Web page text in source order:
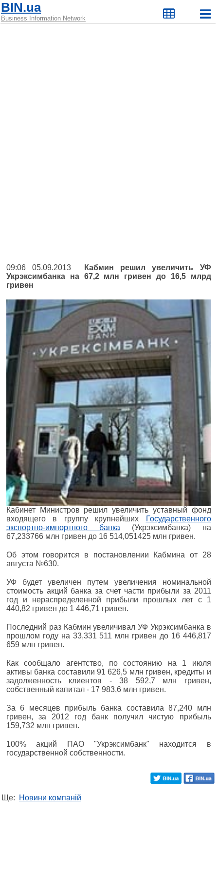
BIN.ua
Business Information Network
09:06 05.09.2013
Кабмин решил увеличить УФ
Укрэксимбанка на 67,2 млн гривен до 16,5 млрд
гривен
Кабинет Министров решил увеличить уставный фонд
входящего в группу крупнейших
Государственного
экспортно-импортного банка (Укрэксимбанка) на
67,233766 млн гривен до 16 514,051425 млн гривен.
Об этом говорится в постановлении Кабмина от 28
августа №630.
УФ будет увеличен путем увеличения номинальной
стоимость акций банка за счет части прибыли за 2011
год и нераспределенной прибыли прошлых лет с 1
440,82 гривен до 1 446,71 гривен.
Последний раз Кабмин увеличивал УФ Укрэксимбанка в
прошлом году на 33,331 511 млн гривен до 16 446,817
659 млн гривен.
Как сообщало агентство, по состоянию на 1 июля
активы банка составили 91 626,5 млн гривен, кредиты и
задолженность клиентов - 38 592,7 млн гривен,
собственный капитал - 17 983,6 млн гривен.
За 6 месяцев прибыль банка составила 87,240 млн
гривен, за 2012 год банк получил чистую прибыль
159,732 млн гривен.
100% акций ПАО "Укрэксимбанк" находится в
государственной собственности.
Ще: Новини компаній